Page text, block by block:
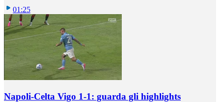
01:25
Napoli-Celta Vigo 1-1: guarda gli highlights